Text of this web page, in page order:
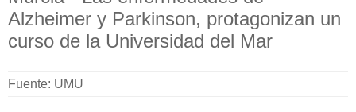
Alzheimer y Parkinson, protagonizan un
curso de la Universidad del Mar
Fuente: UMU